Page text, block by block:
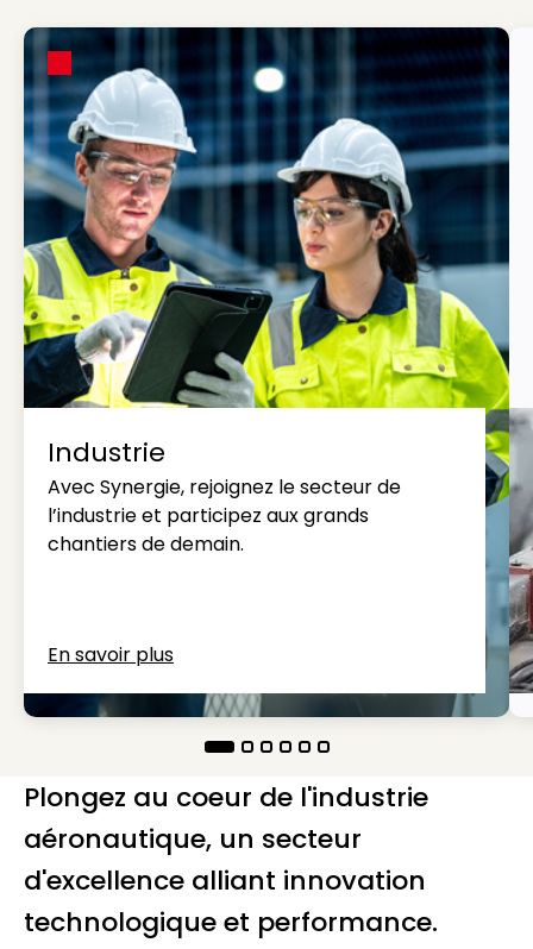
Industrie
Avec Synergie, rejoignez le secteur de
l’industrie et participez aux grands
chantiers de demain.
En savoir plus
Plongez au coeur de l'industrie
aéronautique, un secteur
d'excellence alliant innovation
technologique et performance.